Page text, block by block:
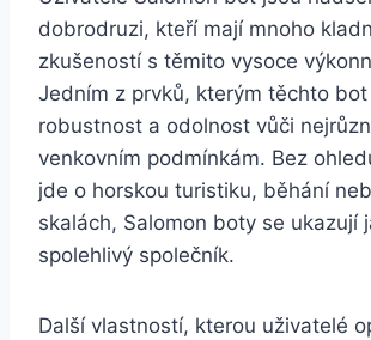
dobrodruzi, kteří mají mnoho
zkušeností s těmito ‍vysoce
Jedním ‍z‍ prvků, kterým těchto⁤ bot
robustnost‍ a odolnost ‍vůči
venkovním podmínkám. Bez
jde o horskou⁣ turistiku, běhání
skalách, Salomon boty se⁣ ukazují
‌spolehlivý společník.
Další ⁣vlastností, kterou uživatelé